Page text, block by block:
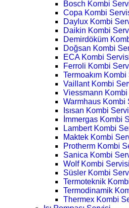
Bosch Kombi
Copa Kombi
Daylux Kombi
Daikin Kombi
Demirdöküm
Doğsan Kombi
ECA Kombi
Ferroli Kombi
Termoakım
Vaillant Kombi
Viessmann
Warmhaus Kombi
Isısan Kombi
İmmergas Kombi
Lambert Kombi
Maktek Kombi
Protherm Kombi
Sanica Kombi
Wolf Kombi Servisi
Süsler Kombi
Termoteknik
Termodinamik
Thermex Kombi